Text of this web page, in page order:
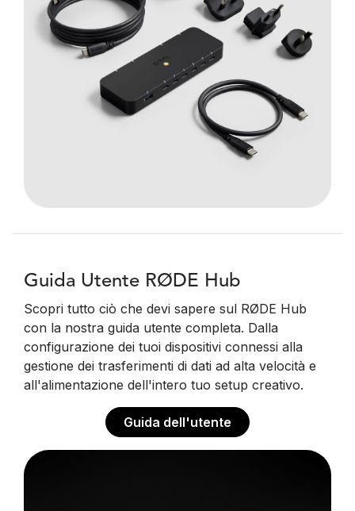
Guida Utente RØDE Hub
Scopri tutto ciò che devi sapere sul RØDE Hub
con la nostra guida utente completa. Dalla
configurazione dei tuoi dispositivi connessi alla
gestione dei trasferimenti di dati ad alta velocità e
all'alimentazione dell'intero tuo setup creativo.
Guida dell'utente